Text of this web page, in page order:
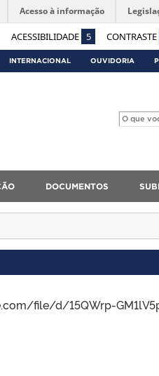
ACESSIBILIDADE 5 CONTRASTE
Acesso à informação
INTERNACIONAL OUVIDORIA
DOCUMENTOS
file/d/15QWrp-